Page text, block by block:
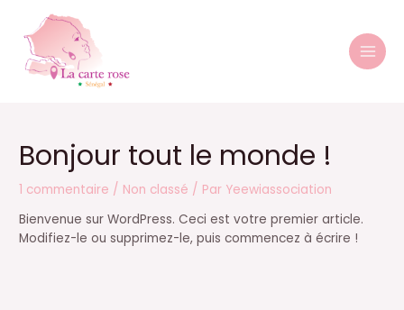
contenu
Bonjour tout le monde !
1 commentaire / Non classé / Par Yeewiassociation
Bienvenue sur WordPress. Ceci est votre premier article.
Modifiez-le ou supprimez-le, puis commencez à écrire !